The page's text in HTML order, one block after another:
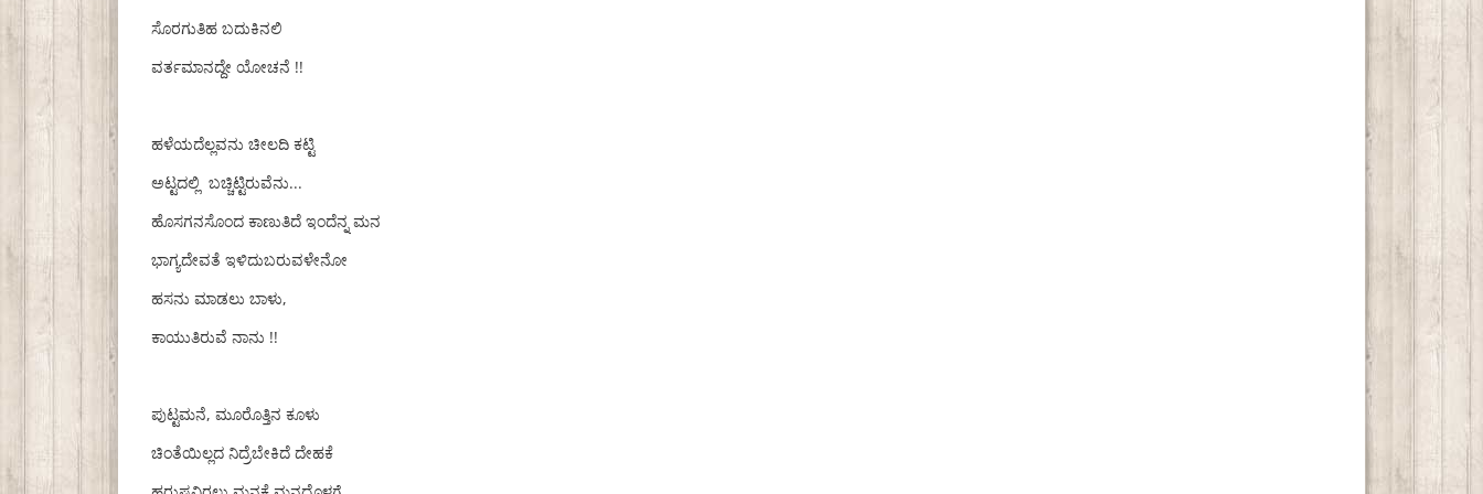
ಸೊರಗುತಿಹ ಬದುಕಿನಲಿ
ವರ್ತಮಾನದ್ದೇ ಯೋಚನೆ !!
ಹಳೆಯದೆಲ್ಲವನು ಚೀಲದಿ ಕಟ್ಟಿ
ಅಟ್ಟದಲ್ಲಿ ಬಚ್ಚಿಟ್ಟಿರುವೆನು...
ಹೊಸಗನಸೊಂದ ಕಾಣುತಿದೆ ಇಂದೆನ್ನ ಮನ
ಭಾಗ್ಯದೇವತೆ ಇಳಿದುಬರುವಳೇನೋ
ಹಸನು ಮಾಡಲು ಬಾಳು,
ಕಾಯುತಿರುವೆ ನಾನು !!
ಪುಟ್ಟಮನೆ, ಮೂರೊತ್ತಿನ ಕೂಳು
ಚಿಂತೆಯಿಲ್ಲದ ನಿದ್ರೆಬೇಕಿದೆ ದೇಹಕೆ